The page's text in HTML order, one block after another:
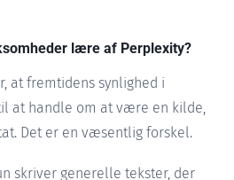
lære af Perplexity?
at fremtidens synlighed i
at handle om at være en kilde,
Det er en væsentlig forskel.
skriver generelle tekster, der